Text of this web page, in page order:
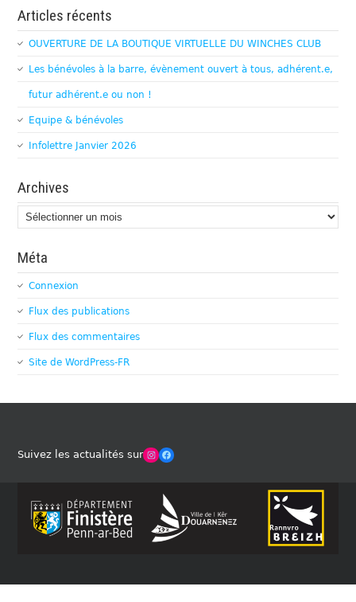
Articles récents
OUVERTURE DE LA BOUTIQUE VIRTUELLE DU WINCHES CLUB
Les bénévoles à la barre, évènement ouvert à tous, adhérent.e,
futur adhérent.e ou non !
Equipe & bénévoles
Infolettre Janvier 2026
Archives
Archives
Méta
Connexion
Flux des publications
Flux des commentaires
Site de WordPress-FR
Suivez les actualités surWinches Club OfficielFacebook